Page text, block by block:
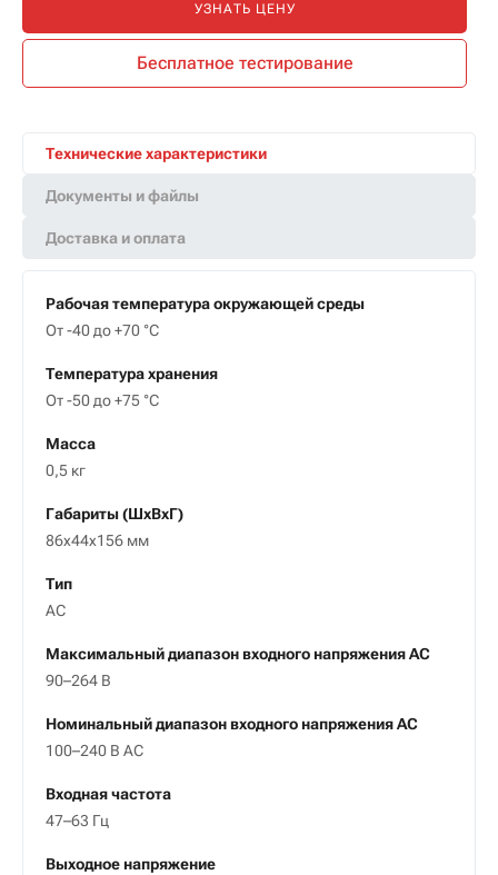
УЗНАТЬ ЦЕНУ
Бесплатное тестирование
Технические характеристики
Документы и файлы
Доставка и оплата
Рабочая температура окружающей среды
От -40 до +70 °С
Температура хранения
От -50 до +75 °С
Масса
0,5 кг
Габариты (ШxВxГ)
86x44x156 мм
Тип
AC
Максимальный диапазон входного напряжения АС
90–264 В
Номинальный диапазон входного напряжения АС
100–240 В AC
Входная частота
47–63 Гц
Выходное напряжение